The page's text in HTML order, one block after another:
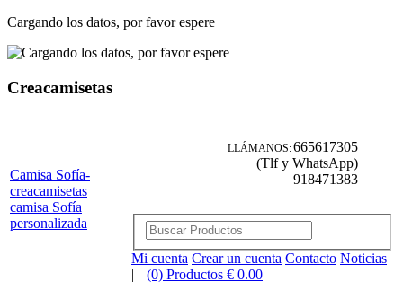
Cargando los datos, por favor espere
Creacamisetas
Camisa Sofía-
creacamisetas
camisa Sofía
personalizada
LLÁMANOS:665617305
(Tlf y WhatsApp)
918471383
Mi cuenta Crear un cuenta Contacto Noticias
|
(0) Productos € 0.00